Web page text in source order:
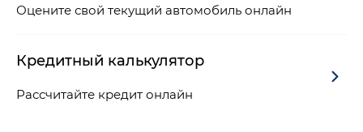
Оцените свой текущий автомобиль онлайн
Кредитный калькулятор
Рассчитайте кредит онлайн